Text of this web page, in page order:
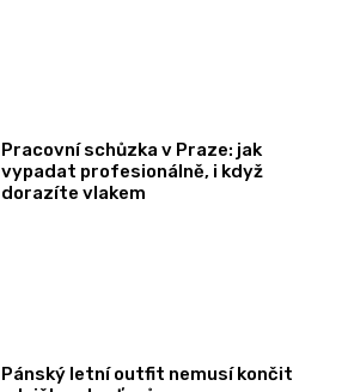
Pracovní schůzka v Praze: jak
vypadat profesionálně, i když
dorazíte vlakem
Pánský letní outfit nemusí končit